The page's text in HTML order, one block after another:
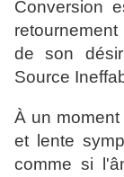
Conversion
de son
Source
À un
et lente
comme si